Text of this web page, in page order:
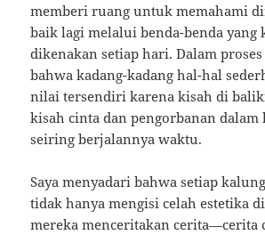
memberi ruang untuk memahami
baik lagi melalui benda-benda
dikenakan setiap hari. Dalam
bahwa kadang-kadang hal-hal
nilai tersendiri karena kisah di
kisah cinta dan pengorbanan dalam
seiring berjalannya waktu.
Saya menyadari bahwa setiap
tidak hanya mengisi celah estetika
mereka menceritakan cerita—cerita